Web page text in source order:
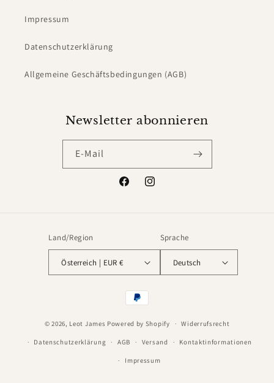
Impressum
Datenschutzerklärung
Allgemeine Geschäftsbedingungen (AGB)
Newsletter abonnieren
E-Mail
FacebookInstagram
Land/Region
Österreich | EUR €
Sprache
Deutsch
Zahlungsmethoden
© 2026, Leot James Powered by Shopify Widerrufsrecht
Datenschutzerklärung AGB Versand Kontaktinformationen
Impressum